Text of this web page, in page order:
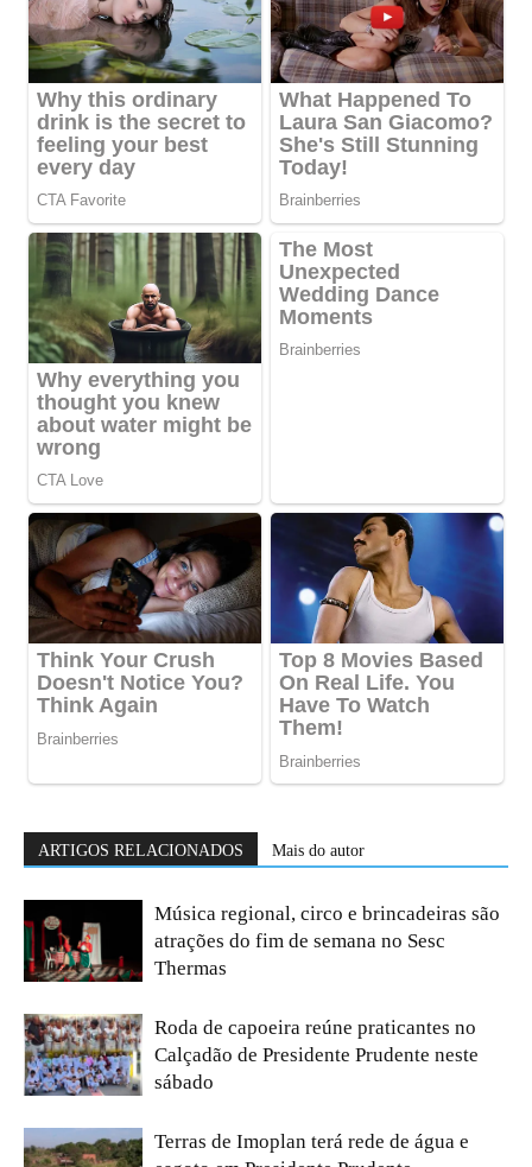
ARTIGOS RELACIONADOS Mais do autor
Música regional, circo e brincadeiras são
atrações do fim de semana no Sesc
Thermas
Roda de capoeira reúne praticantes no
Calçadão de Presidente Prudente neste
sábado
Terras de Imoplan terá rede de água e